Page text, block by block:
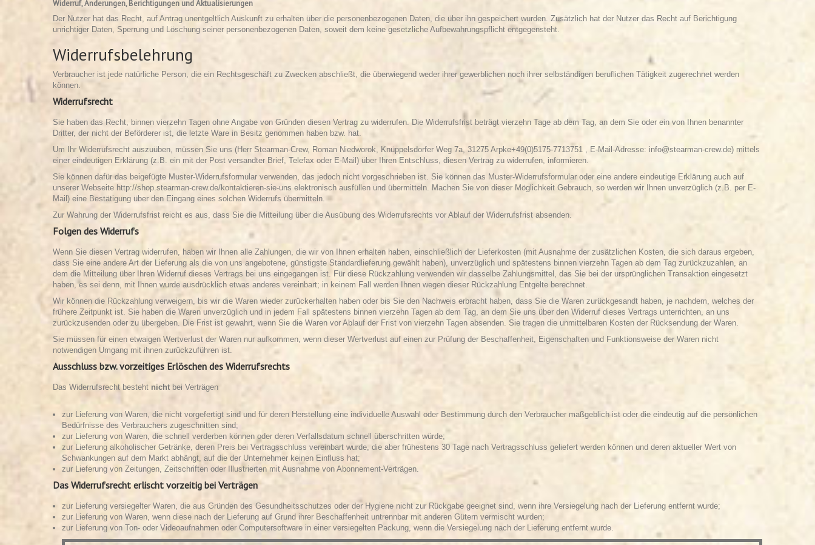
Widerruf, Änderungen, Berichtigungen und Aktualisierungen
Der Nutzer hat das Recht, auf Antrag unentgeltlich Auskunft zu erhalten über die personenbezogenen Daten, die über ihn gespeichert wurden. Zusätzlich hat der Nutzer das Recht auf Berichtigung
unrichtiger Daten, Sperrung und Löschung seiner personenbezogenen Daten, soweit dem keine gesetzliche Aufbewahrungspflicht entgegensteht.
Widerrufsbelehrung
Verbraucher ist jede natürliche Person, die ein Rechtsgeschäft zu Zwecken abschließt, die überwiegend weder ihrer gewerblichen noch ihrer selbständigen beruflichen Tätigkeit zugerechnet werden
können.
Widerrufsrecht
Sie haben das Recht, binnen vierzehn Tagen ohne Angabe von Gründen diesen Vertrag zu widerrufen. Die Widerrufsfrist beträgt vierzehn Tage ab dem Tag, an dem Sie oder ein von Ihnen benannter
Dritter, der nicht der Beförderer ist, die letzte Ware in Besitz genommen haben bzw. hat.
Um Ihr Widerrufsrecht auszuüben, müssen Sie uns (Herr Stearman-Crew, Roman Niedworok, Knüppelsdorfer Weg 7a, 31275 Arpke+49(0)5175-7713751 , E-Mail-Adresse: info@stearman-crew.de) mittels
einer eindeutigen Erklärung (z.B. ein mit der Post versandter Brief, Telefax oder E-Mail) über Ihren Entschluss, diesen Vertrag zu widerrufen, informieren.
Sie können dafür das beigefügte Muster-Widerrufsformular verwenden, das jedoch nicht vorgeschrieben ist. Sie können das Muster-Widerrufsformular oder eine andere eindeutige Erklärung auch auf
unserer Webseite http://shop.stearman-crew.de/kontaktieren-sie-uns elektronisch ausfüllen und übermitteln. Machen Sie von dieser Möglichkeit Gebrauch, so werden wir Ihnen unverzüglich (z.B. per E-
Mail) eine Bestätigung über den Eingang eines solchen Widerrufs übermitteln.
Zur Wahrung der Widerrufsfrist reicht es aus, dass Sie die Mitteilung über die Ausübung des Widerrufsrechts vor Ablauf der Widerrufsfrist absenden.
Folgen des Widerrufs
Wenn Sie diesen Vertrag widerrufen, haben wir Ihnen alle Zahlungen, die wir von Ihnen erhalten haben, einschließlich der Lieferkosten (mit Ausnahme der zusätzlichen Kosten, die sich daraus ergeben,
dass Sie eine andere Art der Lieferung als die von uns angebotene, günstigste Standardlieferung gewählt haben), unverzüglich und spätestens binnen vierzehn Tagen ab dem Tag zurückzuzahlen, an
dem die Mitteilung über Ihren Widerruf dieses Vertrags bei uns eingegangen ist. Für diese Rückzahlung verwenden wir dasselbe Zahlungsmittel, das Sie bei der ursprünglichen Transaktion eingesetzt
haben, es sei denn, mit Ihnen wurde ausdrücklich etwas anderes vereinbart; in keinem Fall werden Ihnen wegen dieser Rückzahlung Entgelte berechnet.
Wir können die Rückzahlung verweigern, bis wir die Waren wieder zurückerhalten haben oder bis Sie den Nachweis erbracht haben, dass Sie die Waren zurückgesandt haben, je nachdem, welches der
frühere Zeitpunkt ist. Sie haben die Waren unverzüglich und in jedem Fall spätestens binnen vierzehn Tagen ab dem Tag, an dem Sie uns über den Widerruf dieses Vertrags unterrichten, an uns
zurückzusenden oder zu übergeben. Die Frist ist gewahrt, wenn Sie die Waren vor Ablauf der Frist von vierzehn Tagen absenden. Sie tragen die unmittelbaren Kosten der Rücksendung der Waren.
Sie müssen für einen etwaigen Wertverlust der Waren nur aufkommen, wenn dieser Wertverlust auf einen zur Prüfung der Beschaffenheit, Eigenschaften und Funktionsweise der Waren nicht
notwendigen Umgang mit ihnen zurückzuführen ist.
Ausschluss bzw. vorzeitiges Erlöschen des Widerrufsrechts
Das Widerrufsrecht besteht nicht bei Verträgen
zur Lieferung von Waren, die nicht vorgefertigt sind und für deren Herstellung eine individuelle Auswahl oder Bestimmung durch den Verbraucher maßgeblich ist oder die eindeutig auf die persönlichen
Bedürfnisse des Verbrauchers zugeschnitten sind;
zur Lieferung von Waren, die schnell verderben können oder deren Verfallsdatum schnell überschritten würde;
zur Lieferung alkoholischer Getränke, deren Preis bei Vertragsschluss vereinbart wurde, die aber frühestens 30 Tage nach Vertragsschluss geliefert werden können und deren aktueller Wert von
Schwankungen auf dem Markt abhängt, auf die der Unternehmer keinen Einfluss hat;
zur Lieferung von Zeitungen, Zeitschriften oder Illustrierten mit Ausnahme von Abonnement-Verträgen.
Das Widerrufsrecht erlischt vorzeitig bei Verträgen
zur Lieferung versiegelter Waren, die aus Gründen des Gesundheitsschutzes oder der Hygiene nicht zur Rückgabe geeignet sind, wenn ihre Versiegelung nach der Lieferung entfernt wurde;
zur Lieferung von Waren, wenn diese nach der Lieferung auf Grund ihrer Beschaffenheit untrennbar mit anderen Gütern vermischt wurden;
zur Lieferung von Ton- oder Videoaufnahmen oder Computersoftware in einer versiegelten Packung, wenn die Versiegelung nach der Lieferung entfernt wurde.